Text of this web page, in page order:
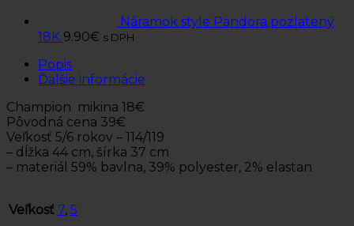
Náramok style Pandora pozlatený
18K 9.90€ s DPH
Popis
Ďalšie informácie
Champion mikina 18€
Pôvodná cena 39€
Veľkosť 5/6 rokov – 114/119
– dĺžka 44 cm, šírka 37 cm
– materiál 59% bavlna, 39% polyester, 2% elastan
Veľkosť 7, 5